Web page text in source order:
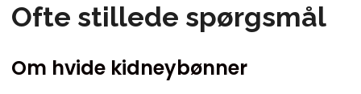
Ofte stillede spørgsmål
Om hvide kidneybønner